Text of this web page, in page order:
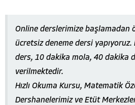
Online derslerimize başlamadan
ücretsiz deneme dersi
ders, 10 dakika mola, 40 dakika
verilmektedir.
Hızlı Okuma Kursu, Matematik
Dershanelerimiz ve Etüt